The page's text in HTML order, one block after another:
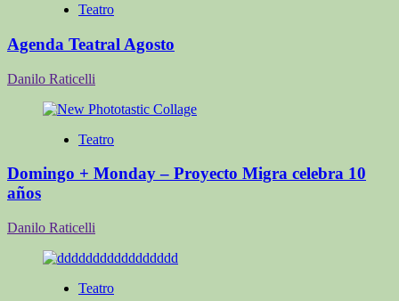
Teatro
Agenda Teatral Agosto
Danilo Raticelli
Teatro
Domingo + Monday – Proyecto Migra celebra 10
años
Danilo Raticelli
Teatro